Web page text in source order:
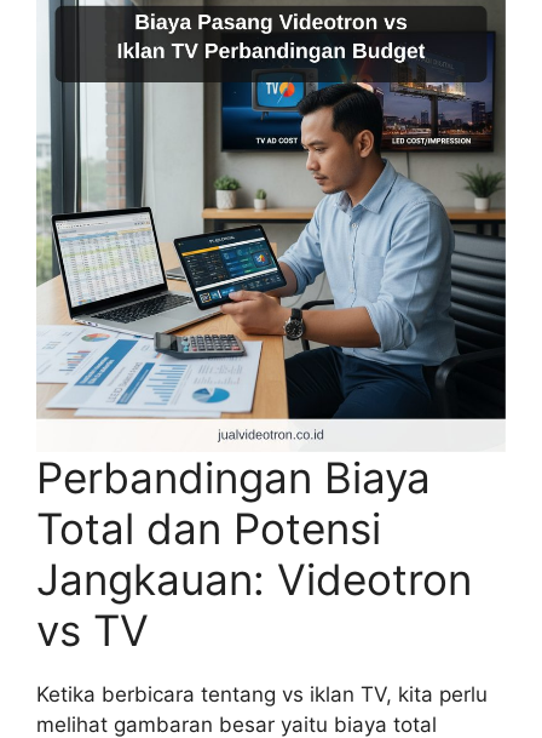
Perbandingan Biaya
Total dan Potensi
Jangkauan: Videotron
vs TV
Ketika berbicara tentang vs iklan TV, kita perlu
melihat gambaran besar yaitu biaya total